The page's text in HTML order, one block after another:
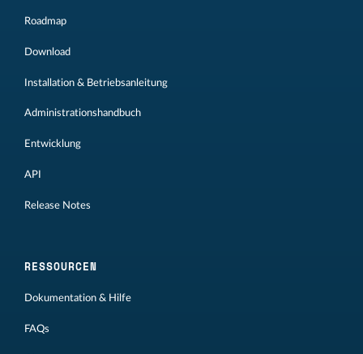
Roadmap
Download
Installation & Betriebsanleitung
Administrationshandbuch
Entwicklung
API
Release Notes
RESSOURCEN
Dokumentation & Hilfe
FAQs